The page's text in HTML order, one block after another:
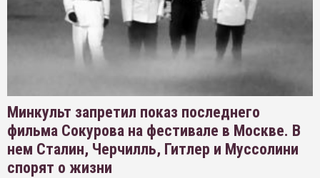
Минкульт запретил показ последнего
фильма Сокурова на фестивале в Москве. В
нем Сталин, Черчилль, Гитлер и Муссолини
спорят о жизни